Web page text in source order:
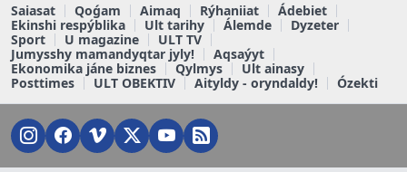
Saiasat Qoǵam Aimaq Rýhaniiat
Ádebiet
Ekinshi respýblika
Ult tarihy Álemde
Dyzeter
Sport
U magazine
ULT TV
Jumysshy mamandyqtar jyly!
Aqsaýyt
Ekonomika jáne biznes
Qylmys
Ult ainasy
Posttimes
ULT OBEKTIV Aityldy - oryndaldy! Ózekti